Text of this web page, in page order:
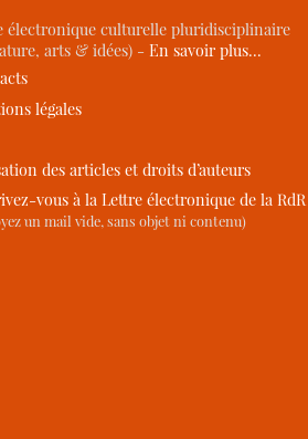
électronique culturelle pluridisciplinaire
arts & idées) -En savoir plus…
légales
des articles et droits d’auteurs
vous à la Lettre électronique de la RdR
un mail vide, sans objet ni contenu)